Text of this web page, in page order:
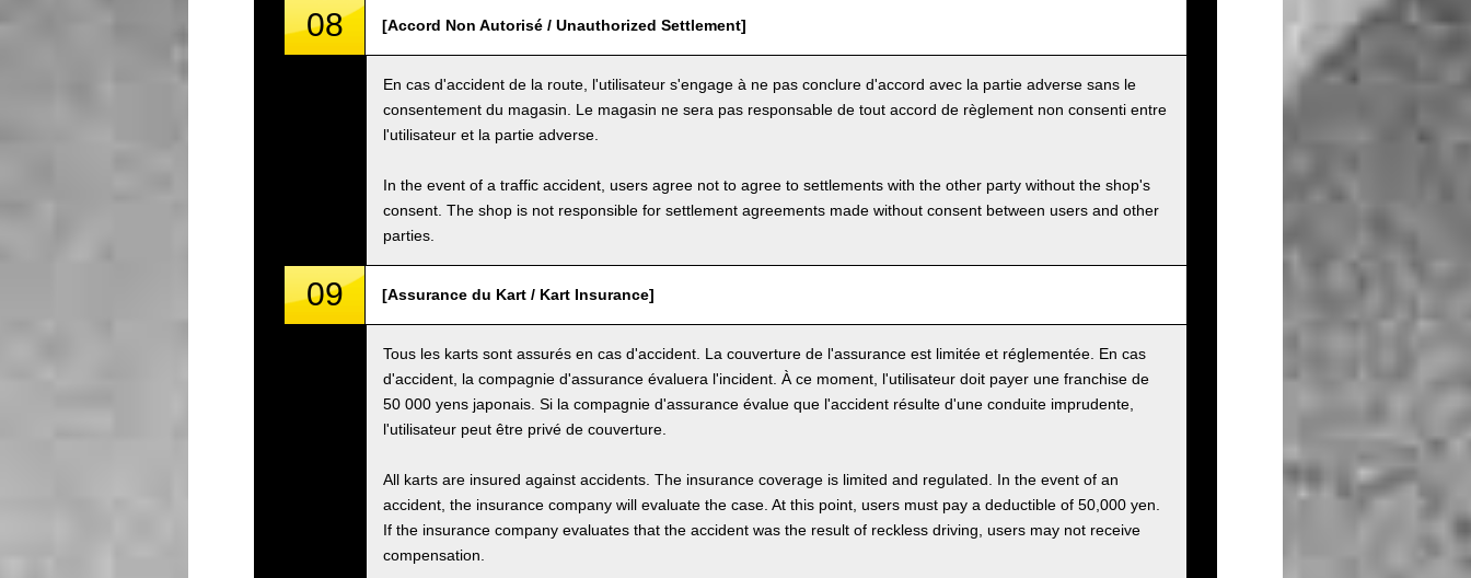
08 [Accord Non Autorisé / Unauthorized Settlement]
En cas d'accident de la route, l'utilisateur s'engage à ne pas conclure d'accord avec la partie adverse sans le
consentement du magasin. Le magasin ne sera pas responsable de tout accord de règlement non consenti entre
l'utilisateur et la partie adverse.
In the event of a traffic accident, users agree not to agree to settlements with the other party without the shop's
consent. The shop is not responsible for settlement agreements made without consent between users and other
parties.
09 [Assurance du Kart / Kart Insurance]
Tous les karts sont assurés en cas d'accident. La couverture de l'assurance est limitée et réglementée. En cas
d'accident, la compagnie d'assurance évaluera l'incident. À ce moment, l'utilisateur doit payer une franchise de
50 000 yens japonais. Si la compagnie d'assurance évalue que l'accident résulte d'une conduite imprudente,
l'utilisateur peut être privé de couverture.
All karts are insured against accidents. The insurance coverage is limited and regulated. In the event of an
accident, the insurance company will evaluate the case. At this point, users must pay a deductible of 50,000 yen.
If the insurance company evaluates that the accident was the result of reckless driving, users may not receive
compensation.